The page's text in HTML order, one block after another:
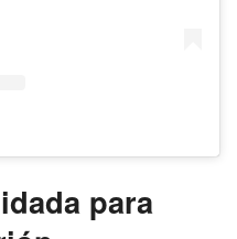
para